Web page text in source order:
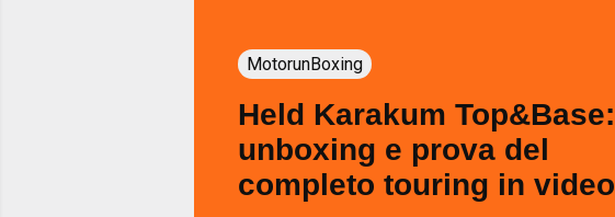
MotorunBoxing
Held Karakum Top&Base:
unboxing e prova del
completo touring in video